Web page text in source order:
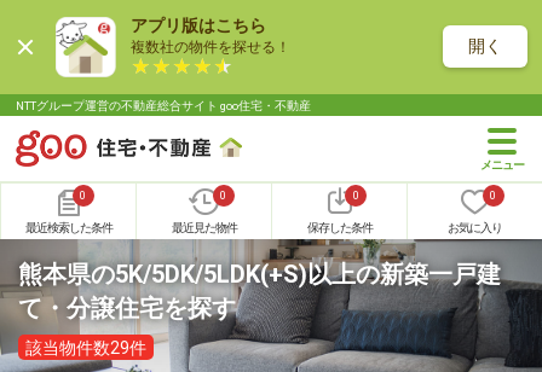
アプリ版はこちら
複数社の物件を探せる！ 開く
NTTグループ運営の不動産総合サイト goo住宅・不動産
0
最近検索した条件
0
最近見た物件
0
保存した条件
0
お気に入り
熊本県の5K/5DK/5LDK(+S)以上の新築一戸建
て・分譲住宅を探す
該当物件数29件